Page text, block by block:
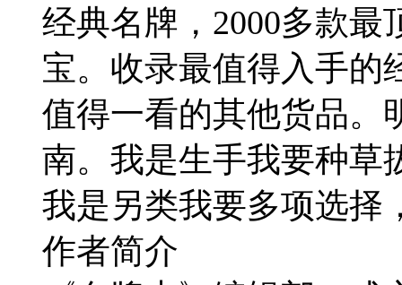
经典名牌，2000多款
宝。收录最值得入手的
值得一看的其他货品。
南。我是生手我要种草
我是另类我要多项选择
作者简介